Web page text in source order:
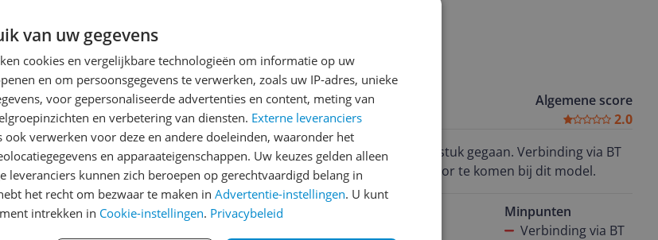
Reviews
Een teleurgestelde gebruiker.
26-04-2023
Algemene score
2.0
Soundbar is binnen 5 maanden voor de 2de keer stuk gegaan. Verbinding via BT
of HDMI met TV lukt niet meer, dit schijnt vaker voor te komen bij dit model.
Pluspunten
Minpunten
Verbinding via BT
van uw gegevens
cookies en vergelijkbare technologieën om informatie op uw
en om persoonsgegevens te verwerken, zoals uw IP-adres, unieke
voor gepersonaliseerde advertenties en content, meting van
en verbetering van diensten. Externe leveranciers
ook verwerken voor deze en andere doeleinden, waaronder het
en apparaateigenschappen. Uw keuzes gelden alleen
leveranciers kunnen zich beroepen op gerechtvaardigd belang in
het recht om bezwaar te maken in Advertentie-instellingen. U kunt
intrekken in Cookie-instellingen. Privacybeleid